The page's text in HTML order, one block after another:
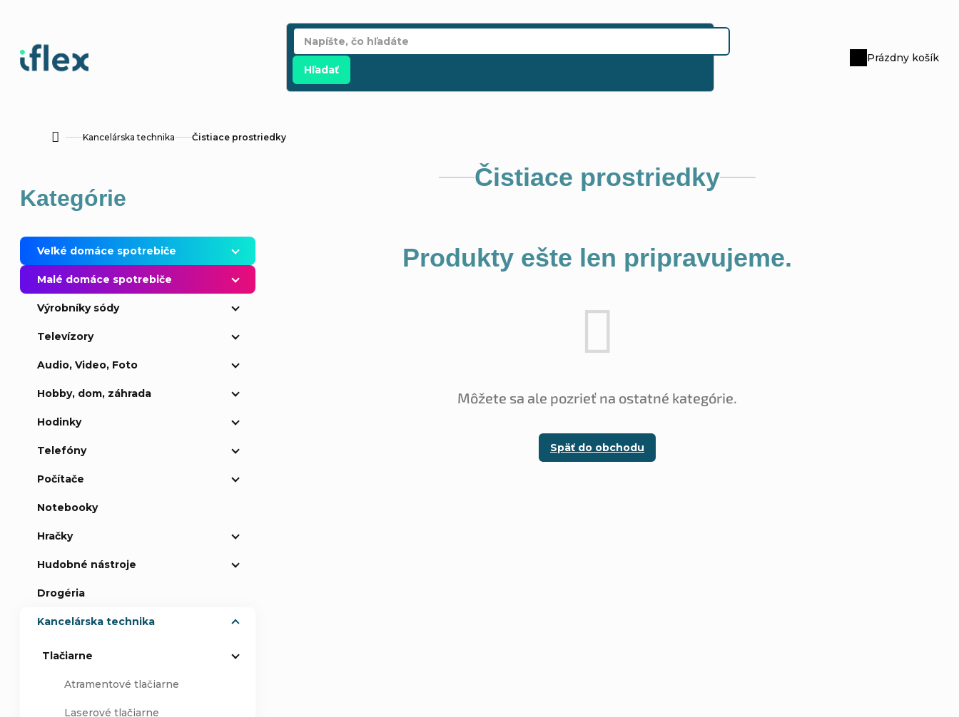
Hľadať
Nákupný
Prázdny košík
DomovKancelárska technika Čistiace prostriedky
o
č
n
Preskočiť
kategórie
Kategórie
Veľké domáce spotrebiče
Malé domáce spotrebiče
Výrobníky sódy
Televízory
Audio, Video, Foto
Hobby, dom, záhrada
Hodinky
Telefóny
Počítače
Notebooky
Hračky
Hudobné nástroje
Drogéria
Kancelárska technika
Tlačiarne
Atramentové tlačiarne
Laserové tlačiarne
Čistiace prostriedky
Produkty ešte len pripravujeme.
Môžete sa ale pozrieť na ostatné kategórie.
Späť do obchodu